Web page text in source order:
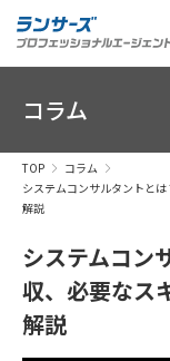
コラム
TOP
コラム
システムコンサルタントと
解説
システムコン
収、必要なス
解説